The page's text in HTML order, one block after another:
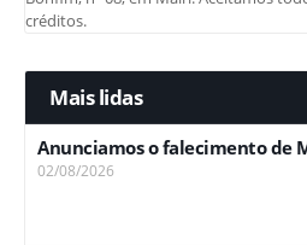
créditos.
Mais lidas
Anunciamos o falecimento de
02/08/2026